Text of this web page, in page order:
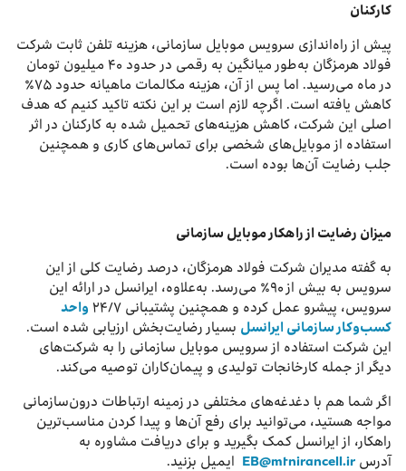
کارکنان
پیش از راه‌اندازی سرویس موبایل سازمانی، هزینه تلفن ثابت شرکت
فولاد هرمزگان به‌طور میانگین به رقمی در حدود ۴۰ میلیون تومان
در ماه می‌رسید. اما پس از آن، هزینه مکالمات ماهیانه حدود ۷۵٪
کاهش یافته است. اگرچه لازم است بر این نکته تاکید کنیم که هدف
اصلی این شرکت، کاهش هزینه‌های تحمیل شده به کارکنان در اثر
استفاده از موبایل‌های شخصی برای تماس‌های کاری و همچنین
جلب رضایت آن‌ها بوده است.
میزان رضایت از راهکار موبایل سازمانی
به گفته مدیران شرکت فولاد هرمزگان، درصد رضایت کلی از این
سرویس به بیش از ۹۰٪ می‌رسد. به‌علاوه، ایرانسل در ارائه این
سرویس، پیشرو عمل کرده و همچنین پشتیبانی ۲۴/۷
واحد
کسب‌وکار سازمانی ایرانسل بسیار رضایت‌بخش ارزیابی شده است.
این شرکت استفاده از سرویس موبایل سازمانی را به شرکت‌های
دیگر از جمله کارخانجات تولیدی و پیمان‌کاران توصیه می‌کند.
اگر شما هم با دغدغه‌های مختلفی در زمینه ارتباطات درون‌سازمانی
مواجه هستید، می‌توانید برای رفع آن‌ها و پیدا کردن مناسب‌ترین
راهکار، از ایرانسل کمک بگیرید و برای دریافت مشاوره به
آدرس EB@mtnirancell.ir ایمیل بزنید.